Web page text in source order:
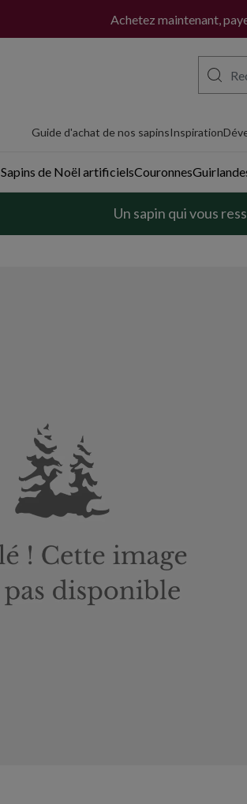
Achetez maintenant,
Guide d'achat de nos sapinsInspiration
Sapins de Noël artificielsCouronnes
Un sapin qui vous